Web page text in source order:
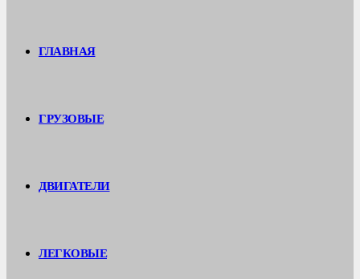
ГЛАВНАЯ
ГРУЗОВЫЕ
ДВИГАТЕЛИ
ЛЕГКОВЫЕ